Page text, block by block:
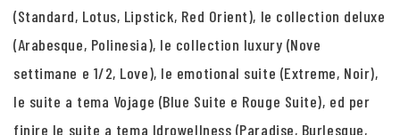
(Standard, Lotus, Lipstick, Red Orient), le collection deluxe
(Arabesque, Polinesia), le collection luxury (Nove
settimane e 1/2, Love), le emotional suite (Extreme, Noir),
le suite a tema Vojage (Blue Suite e Rouge Suite), ed per
finire le suite a tema Idrowellness (Paradise, Burlesque,